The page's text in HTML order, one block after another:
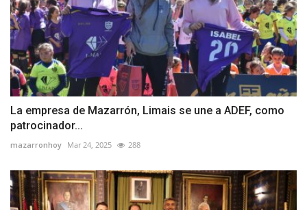
La empresa de Mazarrón, Limais se une a ADEF, como
patrocinador...
mazarronhoy Mar 24, 2025 288